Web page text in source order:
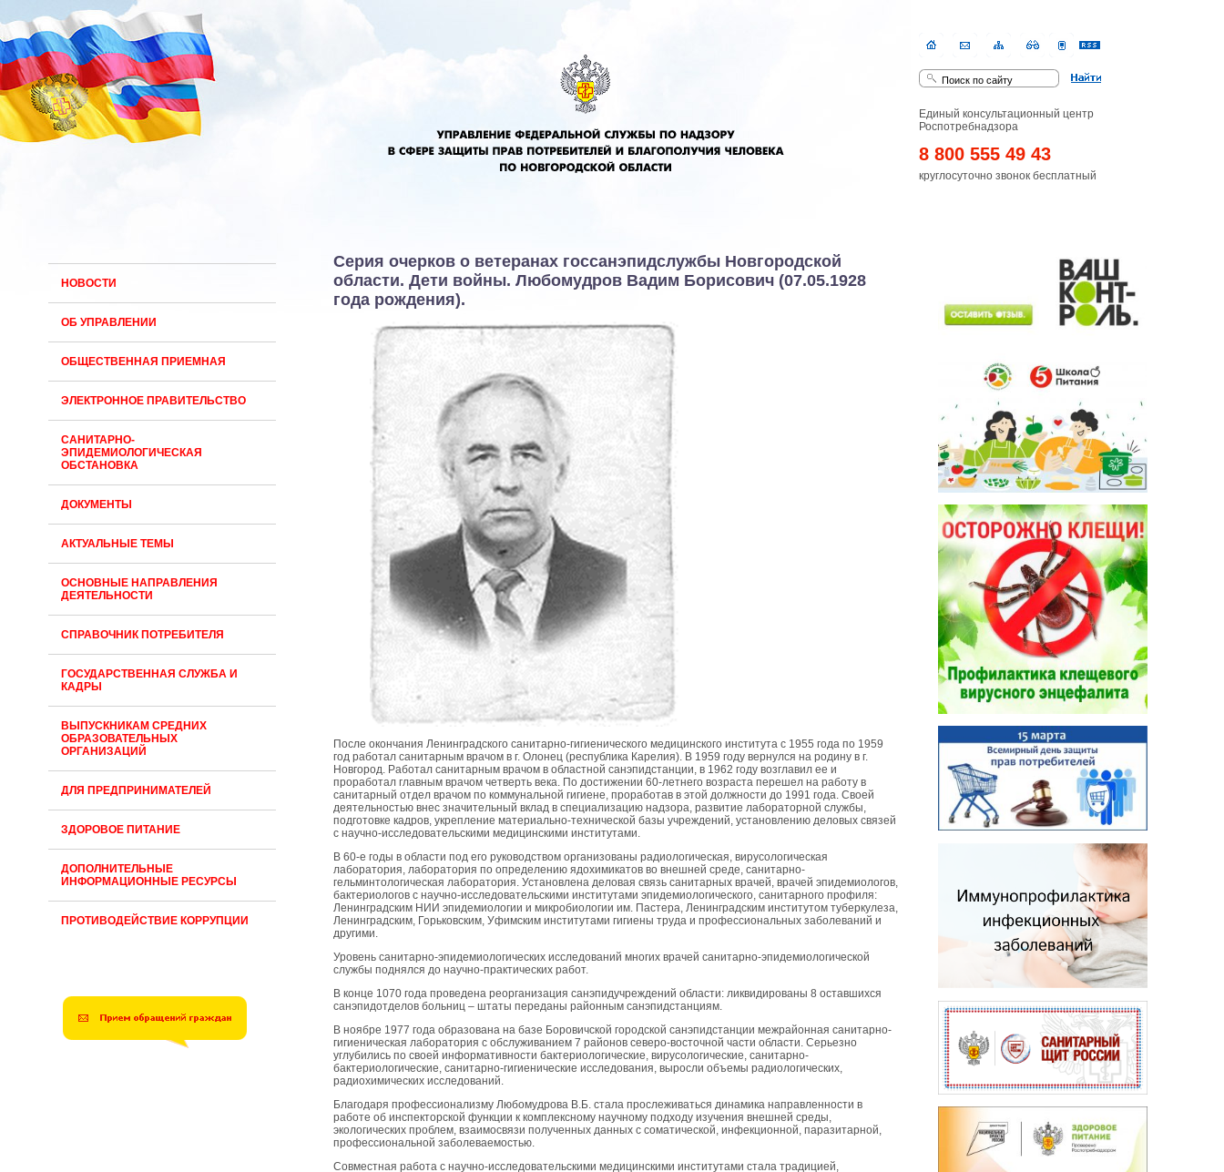
Единый консультационный центр
Роспотребнадзора
8 800 555 49 43
круглосуточно звонок бесплатный
НОВОСТИ
ОБ УПРАВЛЕНИИ
ОБЩЕСТВЕННАЯ ПРИЕМНАЯ
ЭЛЕКТРОННОЕ ПРАВИТЕЛЬСТВО
САНИТАРНО-
ЭПИДЕМИОЛОГИЧЕСКАЯ
ОБСТАНОВКА
ДОКУМЕНТЫ
АКТУАЛЬНЫЕ ТЕМЫ
ОСНОВНЫЕ НАПРАВЛЕНИЯ
ДЕЯТЕЛЬНОСТИ
СПРАВОЧНИК ПОТРЕБИТЕЛЯ
ГОСУДАРСТВЕННАЯ СЛУЖБА И
КАДРЫ
ВЫПУСКНИКАМ СРЕДНИХ
ОБРАЗОВАТЕЛЬНЫХ
ОРГАНИЗАЦИЙ
ДЛЯ ПРЕДПРИНИМАТЕЛЕЙ
ЗДОРОВОЕ ПИТАНИЕ
ДОПОЛНИТЕЛЬНЫЕ
ИНФОРМАЦИОННЫЕ РЕСУРСЫ
ПРОТИВОДЕЙСТВИЕ КОРРУПЦИИ
Серия очерков о ветеранах госсанэпидслужбы Новгородской
области. Дети войны. Любомудров Вадим Борисович (07.05.1928
года рождения).
После окончания Ленинградского санитарно-гигиенического медицинского института с 1955 года по 1959
год работал санитарным врачом в г. Олонец (республика Карелия). В 1959 году вернулся на родину в г.
Новгород. Работал санитарным врачом в областной санэпидстанции, в 1962 году возглавил ее и
проработал главным врачом четверть века. По достижении 60-летнего возраста перешел на работу в
санитарный отдел врачом по коммунальной гигиене, проработав в этой должности до 1991 года. Своей
деятельностью внес значительный вклад в специализацию надзора, развитие лабораторной службы,
подготовке кадров, укрепление материально-технической базы учреждений, установлению деловых связей
с научно-исследовательскими медицинскими институтами.
В 60-е годы в области под его руководством организованы радиологическая, вирусологическая
лаборатория, лаборатория по определению ядохимикатов во внешней среде, санитарно-
гельминтологическая лаборатория. Установлена деловая связь санитарных врачей, врачей эпидемиологов,
бактериологов с научно-исследовательскими институтами эпидемиологического, санитарного профиля:
Ленинградским НИИ эпидемиологии и микробиологии им. Пастера, Ленинградским институтом туберкулеза,
Ленинградским, Горьковским, Уфимским институтами гигиены труда и профессиональных заболеваний и
другими.
Уровень санитарно-эпидемиологических исследований многих врачей санитарно-эпидемиологической
службы поднялся до научно-практических работ.
В конце 1070 года проведена реорганизация санэпидучреждений области: ликвидированы 8 оставшихся
санэпидотделов больниц – штаты переданы районным санэпидстанциям.
В ноябре 1977 года образована на базе Боровичской городской санэпидстанции межрайонная санитарно-
гигиеническая лаборатория с обслуживанием 7 районов северо-восточной части области. Серьезно
углубились по своей информативности бактериологические, вирусологические, санитарно-
бактериологические, санитарно-гигиенические исследования, выросли объемы радиологических,
радиохимических исследований.
Благодаря профессионализму Любомудрова В.Б. стала прослеживаться динамика направленности в
работе об инспекторской функции к комплексному научному подходу изучения внешней среды,
экологических проблем, взаимосвязи полученных данных с соматической, инфекционной, паразитарной,
профессиональной заболеваемостью.
Совместная работа с научно-исследовательскими медицинскими институтами стала традицией,